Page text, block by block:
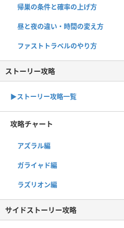
帰巣の条件と確率の上げ方
昼と夜の違い・時間の変え方
ファストトラベルのやり方
ストーリー攻略
▶︎ストーリー攻略一覧
攻略チャート
アズラル編
ガライャド編
ラズリオン編
サイドストーリー攻略